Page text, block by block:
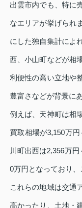
出雲市内でも、特に
なエリアが挙げられ
にした独自集計によ
西、小山町などが相
利便性の高い立地や
豊富さなどが背景に
例えば、天神町は相
買取相場が3,150万
川町出西は2,356万
0万円となっており、
これらの地域は交通
高かったり、土地・